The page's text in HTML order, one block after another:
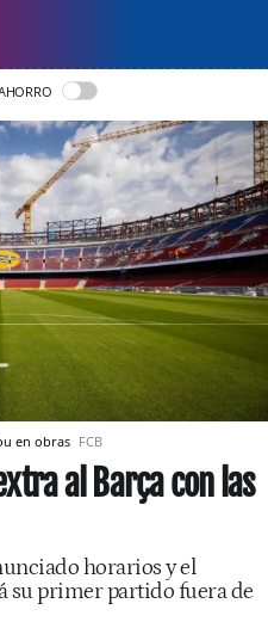
en obras FCB
al Barça con las
horarios y el
su primer partido fuera de